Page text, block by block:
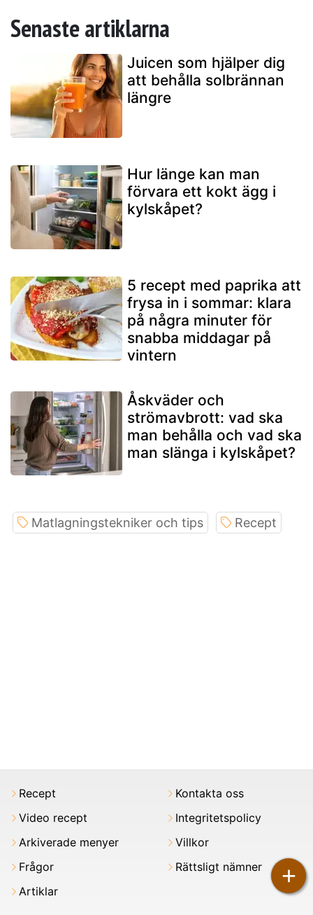
Senaste artiklarna
Juicen som hjälper dig
att behålla solbrännan
längre
Hur länge kan man
förvara ett kokt ägg i
kylskåpet?
5 recept med paprika att
frysa in i sommar: klara
på några minuter för
snabba middagar på
vintern
Åskväder och
strömavbrott: vad ska
man behålla och vad ska
man slänga i kylskåpet?
+
Matlagningstekniker och tips Recept
Recept
Video recept
Arkiverade menyer
Frågor
Artiklar
Kontakta oss
Integritetspolicy
Villkor
Rättsligt nämner